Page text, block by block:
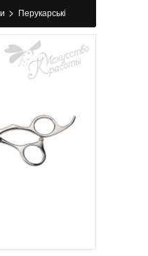
> Перукарські
>Ножиці
Garden